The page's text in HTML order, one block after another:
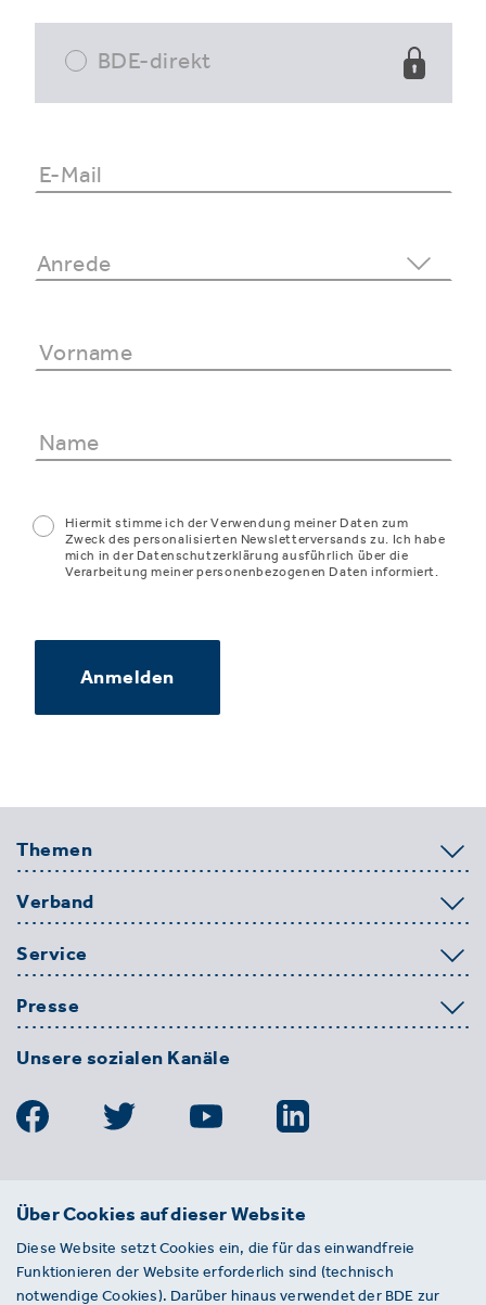
BDE-direkt
Hiermit stimme ich der Verwendung meiner Daten zum
Zweck des personalisierten Newsletterversands zu. Ich habe
mich in der Datenschutzerklärung ausführlich über die
Verarbeitung meiner personenbezogenen Daten informiert.
Anmelden
Themen
Verband
Service
Presse
Unsere sozialen Kanäle
BDE
Entsorgungs-, Wasser- und
Kreislaufwirtschaft e. V.
Über Cookies auf dieser Website
Diese Website setzt Cookies ein, die für das einwandfreie
Funktionieren der Website erforderlich sind (technisch
notwendige Cookies). Darüber hinaus verwendet der BDE zur